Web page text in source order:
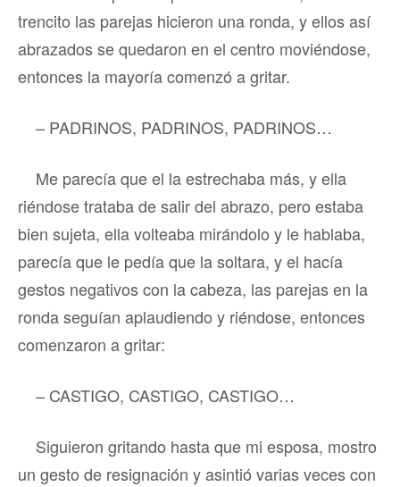
trencito las parejas hicieron una ronda, y ellos así
abrazados se quedaron en el centro moviéndose,
entonces la mayoría comenzó a gritar.
– PADRINOS, PADRINOS, PADRINOS…
Me parecía que el la estrechaba más, y ella
riéndose trataba de salir del abrazo, pero estaba
bien sujeta, ella volteaba mirándolo y le hablaba,
parecía que le pedía que la soltara, y el hacía
gestos negativos con la cabeza, las parejas en la
ronda seguían aplaudiendo y riéndose, entonces
comenzaron a gritar:
– CASTIGO, CASTIGO, CASTIGO…
Siguieron gritando hasta que mi esposa, mostro
un gesto de resignación y asintió varias veces con